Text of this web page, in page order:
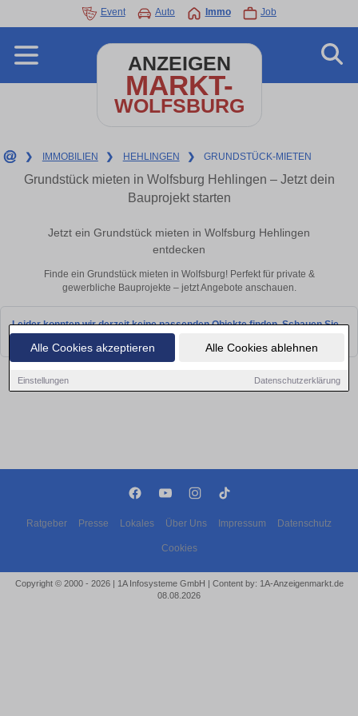
Alle Cookies akzeptieren Alle Cookies ablehnen
Einstellungen Datenschutzerklärung
Event Auto Immo Job
ANZEIGEN
MARKT-
WOLFSBURG
❯ IMMOBILIEN ❯ HEHLINGEN ❯ GRUNDSTÜCK-MIETEN
Grundstück mieten in Wolfsburg Hehlingen – Jetzt dein
Bauprojekt starten
Jetzt ein Grundstück mieten in Wolfsburg Hehlingen
entdecken
Finde ein Grundstück mieten in Wolfsburg! Perfekt für private &
gewerbliche Bauprojekte – jetzt Angebote anschauen.
Leider konnten wir derzeit keine passenden Objekte finden. Schauen Sie
Ratgeber Presse Lokales Über Uns Impressum Datenschutz
Cookies
Copyright © 2000 - 2026 | 1A Infosysteme GmbH | Content by: 1A-Anzeigenmarkt.de
08.08.2026